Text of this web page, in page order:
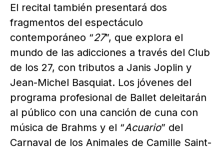
El recital también presentará dos
fragmentos del espectáculo
contemporáneo “27”, que explora el
mundo de las adicciones a través del Club
de los 27, con tributos a Janis Joplin y
Jean-Michel Basquiat. Los jóvenes del
programa profesional de Ballet deleitarán
al público con una canción de cuna con
música de Brahms y el “Acuario” del
Carnaval de los Animales de Camille Saint-